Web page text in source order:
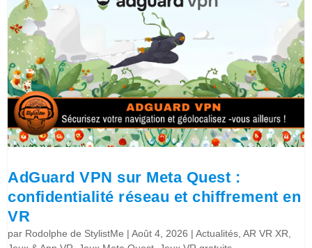
AdGuard VPN sur Meta Quest :
confidentialité réseau et chiffrement en
VR
par Rodolphe de StylistMe |Août 4, 2026 |Actualités ,AR VR XR